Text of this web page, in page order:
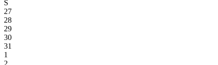
S
27
28
29
30
31
1